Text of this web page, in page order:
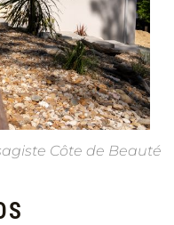
Côte de Beauté